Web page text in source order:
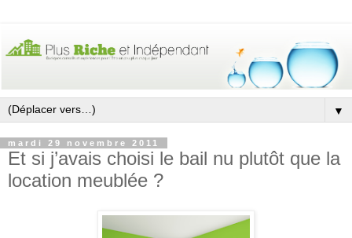
▼
mardi 29 novembre 2011
Et si j’avais choisi le bail nu plutôt que la
location meublée ?